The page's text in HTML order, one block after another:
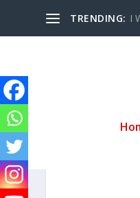
TRENDING: I